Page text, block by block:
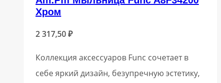
Хром
2 317,50₽
Коллекция аксессуаров Func сочетает в
себе яркий дизайн, безупречную эстетику,